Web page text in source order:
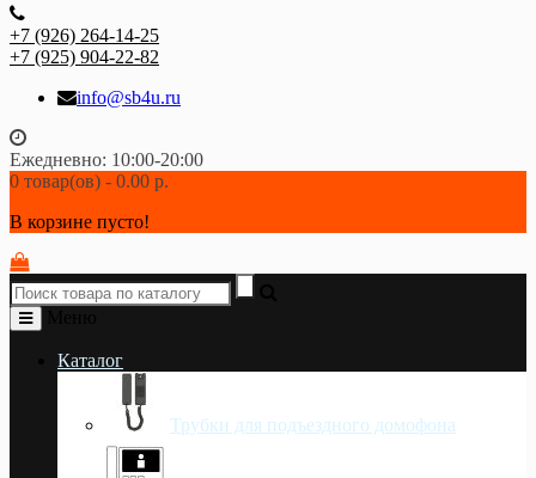
+7 (926) 264-14-25
+7 (925) 904-22-82
info@sb4u.ru
Ежедневно: 10:00-20:00
0 товар(ов) - 0.00 р.
В корзине пусто!
Каталог
Трубки для подъездного домофона